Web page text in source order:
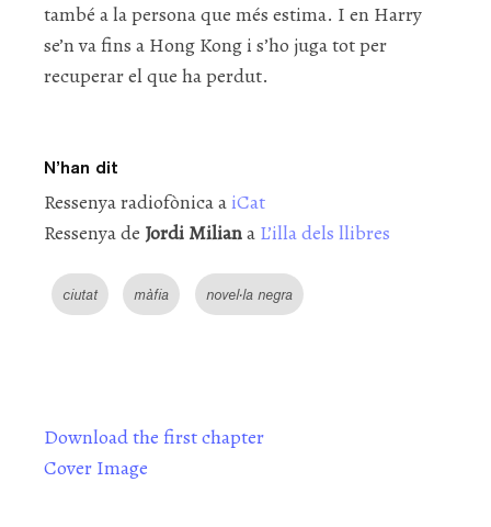
també a la persona que més estima. I en Harry
se’n va fins a Hong Kong i s’ho juga tot per
recuperar el que ha perdut.
N’han dit
Ressenya radiofònica aiCat
Ressenya de Jordi Miliana L’illa dels llibres
ciutat màfia novel·la negra
Download the first chapter
Cover Image